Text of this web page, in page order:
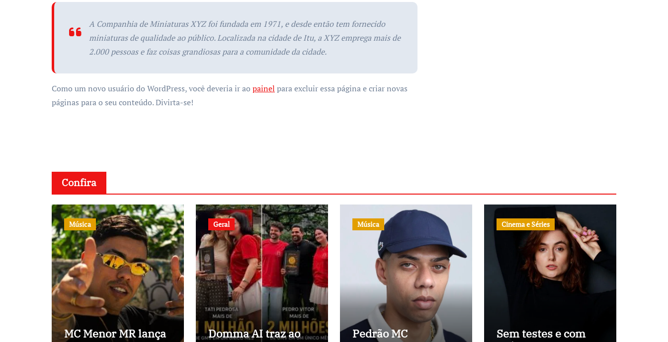
A Companhia de Miniaturas XYZ foi fundada em 1971, e desde então tem fornecido
miniaturas de qualidade ao público. Localizada na cidade de Itu, a XYZ emprega mais de
2.000 pessoas e faz coisas grandiosas para a comunidade da cidade.
Como um novo usuário do WordPress, você deveria ir ao painel para excluir essa página e criar novas
páginas para o seu conteúdo. Divirta-se!
Confira
Música
MC Menor MR lança
Geral
Domma AI traz ao
Música
Pedrão MC
Cinema e Séries
Sem testes e com